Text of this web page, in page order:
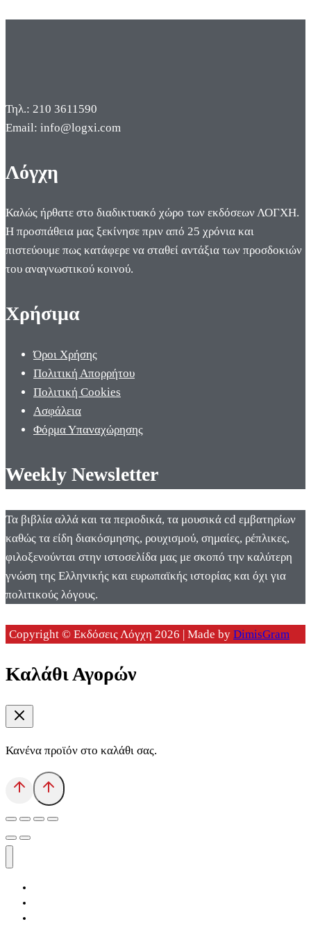
Τηλ.: 210 3611590
Email: info@logxi.com
Λόγχη
Καλώς ήρθατε στο διαδικτυακό χώρο των εκδόσεων ΛΟΓΧΗ.
Η προσπάθεια μας ξεκίνησε πριν από 25 χρόνια και
πιστεύουμε πως κατάφερε να σταθεί αντάξια των προσδοκιών
του αναγνωστικού κοινού.
Χρήσιμα
Όροι Χρήσης
Πολιτική Απορρήτου
Πολιτική Cookies
Ασφάλεια
Φόρμα Υπαναχώρησης
Weekly Newsletter
Τα βιβλία αλλά και τα περιοδικά, τα μουσικά cd εμβατηρίων
καθώς τα είδη διακόσμησης, ρουχισμού, σημαίες, ρέπλικες,
φιλοξενούνται στην ιστοσελίδα μας με σκοπό την καλύτερη
γνώση της Ελληνικής και ευρωπαϊκής ιστορίας και όχι για
πολιτικούς λόγους.
Copyright © Εκδόσεις Λόγχη 2026 | Made by DimisGram
Καλάθι Αγορών
Κανένα προϊόν στο καλάθι σας.